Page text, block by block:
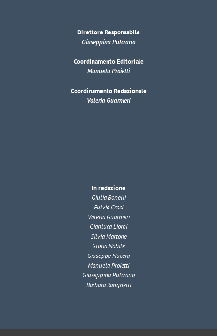
Direttore Responsabile
Giuseppina Pulcrano
Coordinamento Editoriale
Manuela Proietti
Coordinamento Redazionale
Valeria Guarnieri
In redazione
Giulia Bonelli
Fulvia Croci
Valeria Guarnieri
Gianluca Liorni
Silvia Martone
Gloria Nobile
Giuseppe Nucera
Manuela Proietti
Giuseppina Pulcrano
Barbara Ranghelli